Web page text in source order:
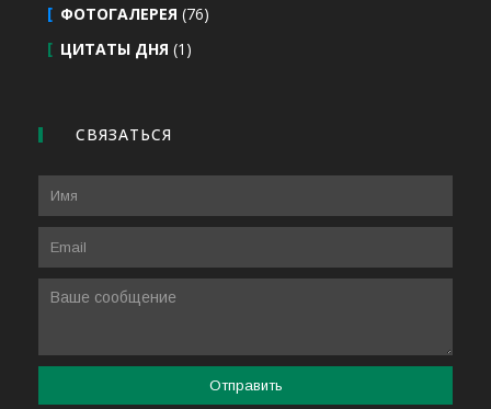
ФОТОГАЛЕРЕЯ (76)
ЦИТАТЫ ДНЯ (1)
СВЯЗАТЬСЯ